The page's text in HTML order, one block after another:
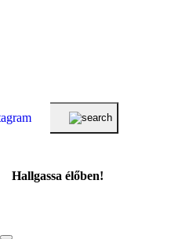
Hallgassa élőben!